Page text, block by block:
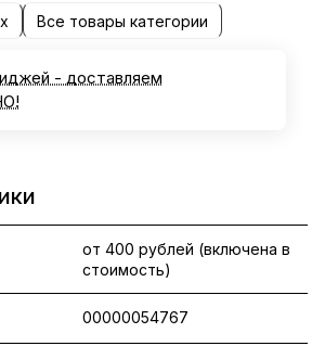
Все товары категории
- доставляем
от 400 рублей (включена в
стоимость)
00000054767